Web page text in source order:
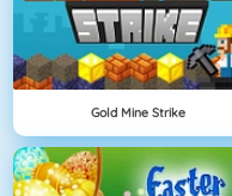
Gold Mine Strike